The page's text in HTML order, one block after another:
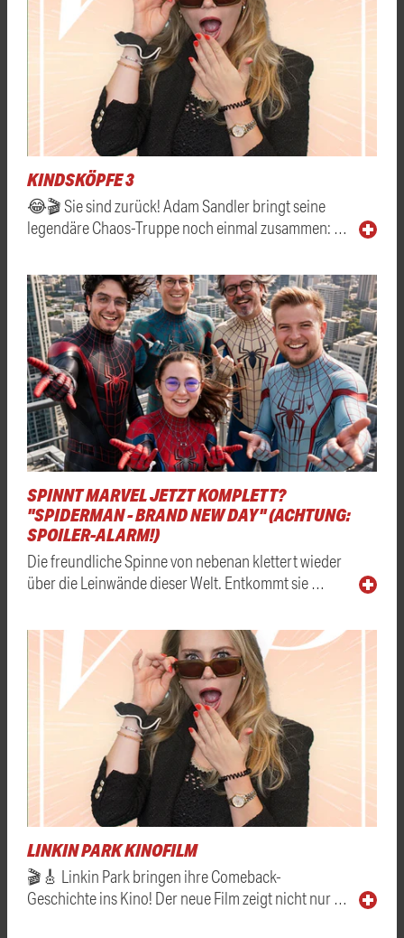
KINDSKÖPFE 3
😂🎬 Sie sind zurück! Adam Sandler bringt seine
legendäre Chaos-Truppe noch einmal zusammen: …
SPINNT MARVEL JETZT KOMPLETT?
"SPIDERMAN - BRAND NEW DAY" (ACHTUNG:
SPOILER-ALARM!)
Die freundliche Spinne von nebenan klettert wieder
über die Leinwände dieser Welt. Entkommt sie …
LINKIN PARK KINOFILM
🎬🎸 Linkin Park bringen ihre Comeback-
Geschichte ins Kino! Der neue Film zeigt nicht nur …